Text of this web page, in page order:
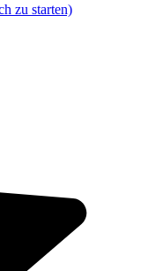
zu starten)